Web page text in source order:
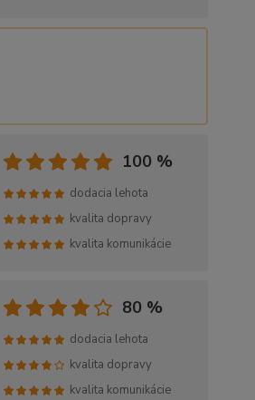
100 %
dodacia lehota
kvalita dopravy
kvalita komunikácie
80 %
dodacia lehota
kvalita dopravy
kvalita komunikácie